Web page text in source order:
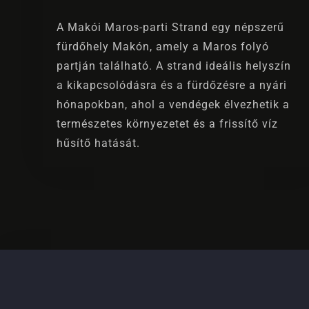
A Makói Maros-parti Strand egy népszerű
fürdőhely Makón, amely a Maros folyó
partján található. A strand ideális helyszín
a kikapcsolódásra és a fürdőzésre a nyári
hónapokban, ahol a vendégek élvezhetik a
természetes környezetet és a frissítő víz
hűsítő hatását.